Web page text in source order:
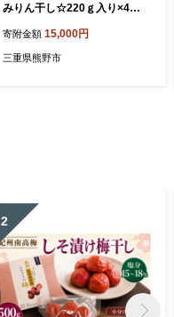
みりん干し☆220ｇ入り×4
甘さ♪ アジ ひもの 干物 みり
ん干し【kmkn0111A】
寄附金額 15,000円
三重県熊野市
2